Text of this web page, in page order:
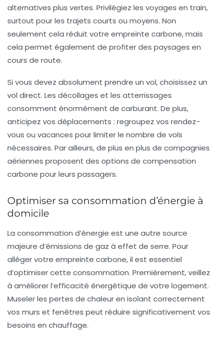
alternatives plus vertes. Privilégiez les voyages en train,
surtout pour les trajets courts ou moyens. Non
seulement cela réduit votre empreinte carbone, mais
cela permet également de profiter des paysages en
cours de route.
Si vous devez absolument prendre un vol, choisissez un
vol direct. Les décollages et les atterrissages
consomment énormément de carburant. De plus,
anticipez vos déplacements : regroupez vos rendez-
vous ou vacances pour limiter le nombre de vols
nécessaires. Par ailleurs, de plus en plus de compagnies
aériennes proposent des options de compensation
carbone pour leurs passagers.
Optimiser sa consommation d’énergie à
domicile
La consommation d’énergie est une autre source
majeure d’émissions de gaz à effet de serre. Pour
alléger votre empreinte carbone, il est essentiel
d’optimiser cette consommation. Premièrement, veillez
à améliorer l’efficacité énergétique de votre logement.
Museler les pertes de chaleur en isolant correctement
vos murs et fenêtres peut réduire significativement vos
besoins en chauffage.